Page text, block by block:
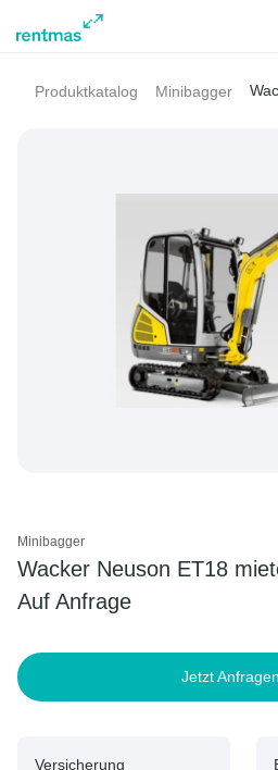
Produktkatalog Minibagger
Minibagger
Wacker Neuson ET18
Auf Anfrage
Jetzt Anfragen
Versicherung